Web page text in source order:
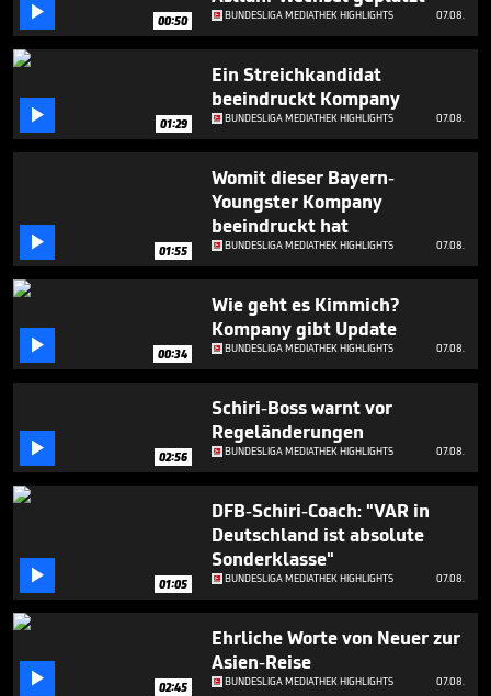
minutes,
10
seconds
 00:50 BUNDESLIGA MEDIATHEK HIGHLIGHTS 07.08.
 01:29
Ein Streichkandidat
beeindruckt Kompany
BUNDESLIGA MEDIATHEK HIGHLIGHTS 07.08.
 01:55
Womit dieser Bayern-
Youngster Kompany
beeindruckt hat
BUNDESLIGA MEDIATHEK HIGHLIGHTS 07.08.
 00:34
Wie geht es Kimmich?
Kompany gibt Update
BUNDESLIGA MEDIATHEK HIGHLIGHTS 07.08.
 02:56
Schiri-Boss warnt vor
Regeländerungen
BUNDESLIGA MEDIATHEK HIGHLIGHTS 07.08.
 01:05
DFB-Schiri-Coach: "VAR in
Deutschland ist absolute
Sonderklasse"
BUNDESLIGA MEDIATHEK HIGHLIGHTS 07.08.
 02:45
Ehrliche Worte von Neuer zur
Asien-Reise
BUNDESLIGA MEDIATHEK HIGHLIGHTS 07.08.